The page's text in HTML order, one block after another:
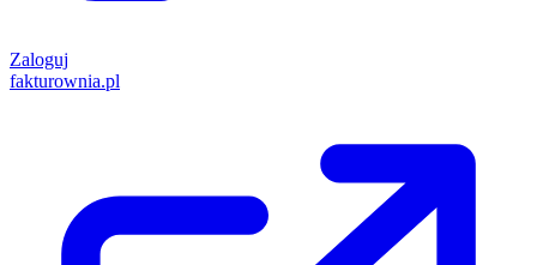
Zaloguj
fakturownia.pl